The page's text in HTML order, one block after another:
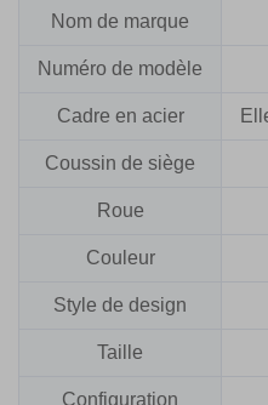
Nom de marque
Numéro de modèle
Cadre en acier
Coussin de siège
Roue
Couleur
Style de design
Taille
Configuration